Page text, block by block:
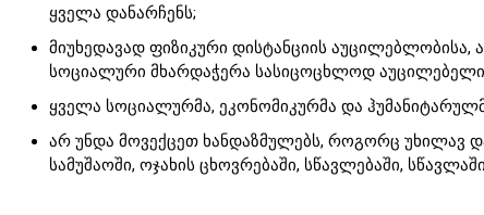
ყველა დანარჩენს;
მიუხედავად ფიზიკური დისტანციის
სოციალური მხარდაჭერა სასიცოცხლოდ
ყველა სოციალურმა, ეკონომიკურმა და
არ უნდა მოვექცეთ ხანდაზმულებს, როგორც უხილავ
სამუშაოში, ოჯახის ცხოვრებაში, სწავლებაში,